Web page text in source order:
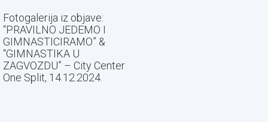
Fotogalerija iz objave:
“PRAVILNO JEDEMO I
GIMNASTICIRAMO” &
“GIMNASTIKA U
ZAGVOZDU” – City Center
One Split, 14.12.2024.